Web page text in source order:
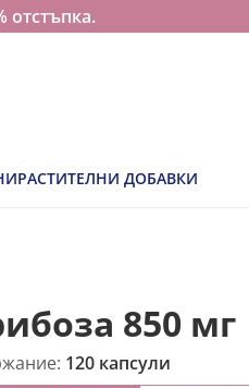
отстъпка.
РАСТИТЕЛНИ ДОБАВКИ
850 мг
120 капсули